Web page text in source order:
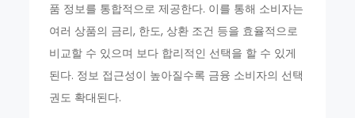
품 정보를 통합적으로 제공한다. 이를 통해 소비자는
여러 상품의 금리, 한도, 상환 조건 등을 효율적으로
비교할 수 있으며 보다 합리적인 선택을 할 수 있게
된다. 정보 접근성이 높아질수록 금융 소비자의 선택
권도 확대된다.